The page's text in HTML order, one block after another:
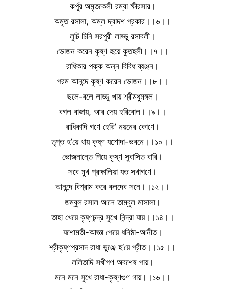
কর্পূর অমৃতকেলী রম্বা ক্ষীরসার।
অমৃত রসালা, অম্ল দ্বাদশ প্রকার।।৬।।
লুচি চিনি সরপুরী লাড্ডু রসাবলী।
ভোজন করেন কৃষ্ণ হয়ে কুতহলী।।৭।।
রাধিকার পক্ক অন্ন বিবিধ ব্যঞ্জন।
পরম আনন্দে কৃষ্ণ করেন ভোজন।।৮।।
ছলে-বলে লাড্ডু খায় শ্রীমধুমঙ্গল।
বগল বাজায়, আর দেয় হরিবোল।।৯।।
রাধিকাদি গণে হেরি’ নয়নের কোণে।
তৃপ্ত হ’য়ে খায় কৃষ্ণ যশোদা-ভবনে।।১০।।
ভোজনান্তে পিয়ে কৃষ্ণ সুবাসিত বারি।
সবে মুখ প্রক্ষালিয়া যত সখাগণে।
আনন্দে বিশ্রাম করে বলদেব সনে।।১২।।
জম্বুল রসাল আনে তাম্বুল মাসালা।
তাহা খেয়ে কৃষ্ণচন্দ্র সুখে নিন্দ্রা যায়।।১৪।।
যশোমতী-আজ্ঞা পেয়ে ধনিষ্ঠা-আনীত।
শ্রীকৃষ্ণপ্রসাদ রাধা ভুঞ্জে হ’য়ে প্রীত।।১৫।।
ললিতাদি সখীগণ অবশেষ পায়।
মনে মনে সুখে রাধা-কৃষ্ণগুণ গায়।।১৬।।